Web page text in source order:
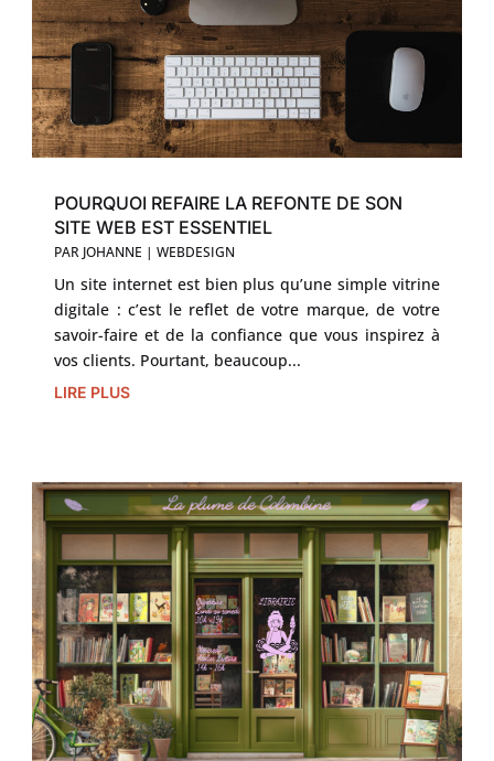
POURQUOI REFAIRE LA REFONTE DE SON
SITE WEB EST ESSENTIEL
PAR JOHANNE | WEBDESIGN
Un site internet est bien plus qu’une simple vitrine
digitale : c’est le reflet de votre marque, de votre
savoir-faire et de la confiance que vous inspirez à
vos clients. Pourtant, beaucoup...
LIRE PLUS